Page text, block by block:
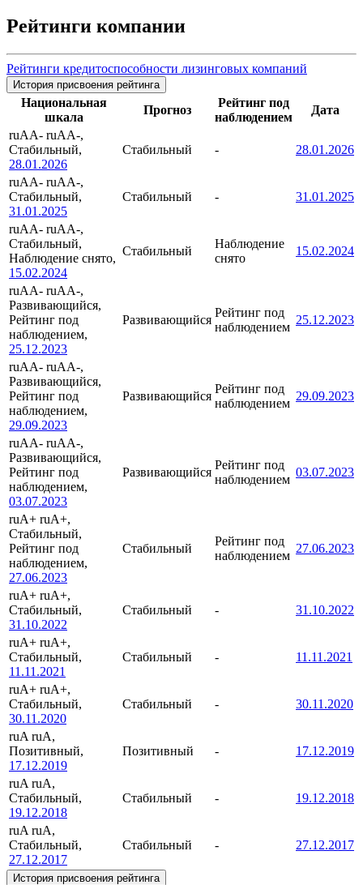
Рейтинги компании
Рейтинги кредитоспособности лизинговых компаний
История присвоения рейтинга
Национальная
шкала
Прогноз
Рейтинг под
наблюдением
Дата
ruAA- ruAA-,
Стабильный,
28.01.2026
Стабильный - 28.01.2026
ruAA- ruAA-,
Стабильный,
31.01.2025
Стабильный - 31.01.2025
ruAA- ruAA-,
Стабильный,
Наблюдение снято,
15.02.2024
Стабильный
Наблюдение
снято
15.02.2024
ruAA- ruAA-,
Развивающийся,
Рейтинг под
наблюдением,
25.12.2023
Развивающийся
Рейтинг под
наблюдением
25.12.2023
ruAA- ruAA-,
Развивающийся,
Рейтинг под
наблюдением,
29.09.2023
Развивающийся
Рейтинг под
наблюдением
29.09.2023
ruAA- ruAA-,
Развивающийся,
Рейтинг под
наблюдением,
03.07.2023
Развивающийся
Рейтинг под
наблюдением
03.07.2023
ruA+ ruA+,
Стабильный,
Рейтинг под
наблюдением,
27.06.2023
Стабильный
Рейтинг под
наблюдением
27.06.2023
ruA+ ruA+,
Стабильный,
31.10.2022
Стабильный - 31.10.2022
ruA+ ruA+,
Стабильный,
11.11.2021
Стабильный - 11.11.2021
ruA+ ruA+,
Стабильный,
30.11.2020
Стабильный - 30.11.2020
ruA ruA,
Позитивный,
17.12.2019
Позитивный - 17.12.2019
ruA ruA,
Стабильный,
19.12.2018
Стабильный - 19.12.2018
ruA ruA,
Стабильный,
27.12.2017
Стабильный - 27.12.2017
История присвоения рейтинга